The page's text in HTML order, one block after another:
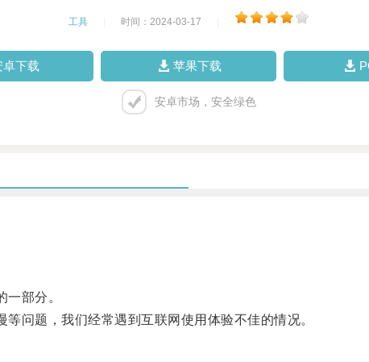
工具 时间：2024-03-17
卓下载 苹果下载
安卓市场，安全绿色
部分。
题，我们经常遇到互联网使用体验不佳的情况。